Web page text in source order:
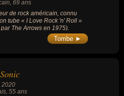
, 69 ans
de rock américain, connu
tube « I Love Rock 'n' Roll »
The Arrows en 1975).
Tombe ►
2020
, 55 ans